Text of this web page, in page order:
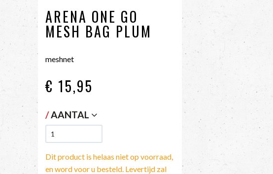
ARENA ONE GO
MESH BAG PLUM
meshnet
€ 15,95
/AANTAL
Dit product is helaas niet op voorraad,
en word voor u besteld. Levertijd zal